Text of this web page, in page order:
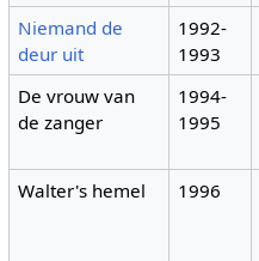
Niemand de
deur uit
1992-
1993
De vrouw van
de zanger
1994-
1995
Walter's hemel 1996